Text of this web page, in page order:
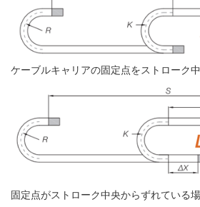
ケーブルキャリアの固定点をストローク
固定点がストローク中央からずれている